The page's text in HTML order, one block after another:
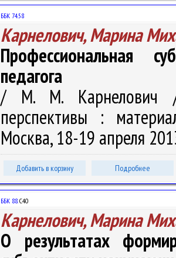
ББК 74.58
Карнелович, Марина
Профессиональная
педагога
/ М. М. Карнелович
перспективы :
Москва, 18-19 апреля
Добавить в корзину Подробнее
ББК 88.С40
Карнелович, Марина
О результатах